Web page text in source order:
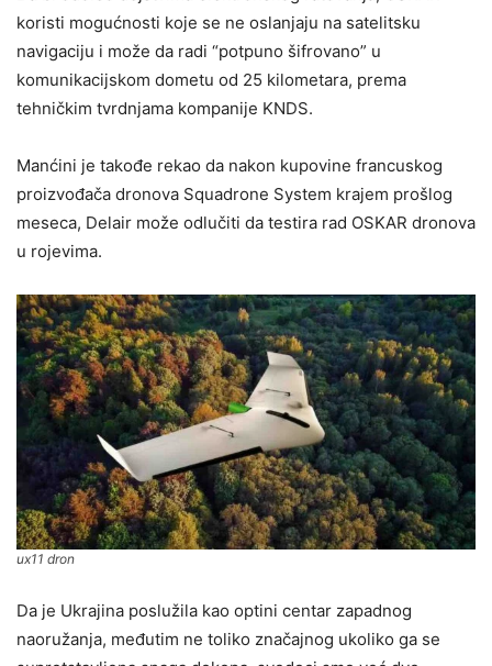
koristi mogućnosti koje se ne oslanjaju na satelitsku
navigaciju i može da radi “potpuno šifrovano” u
komunikacijskom dometu od 25 kilometara, prema
tehničkim tvrdnjama kompanije KNDS.
Manćini je takođe rekao da nakon kupovine francuskog
proizvođača dronova Squadrone System krajem prošlog
meseca, Delair može odlučiti da testira rad OSKAR dronova
u rojevima.
ux11 dron
Da je Ukrajina poslužila kao optini centar zapadnog
naoružanja, međutim ne toliko značajnog ukoliko ga se